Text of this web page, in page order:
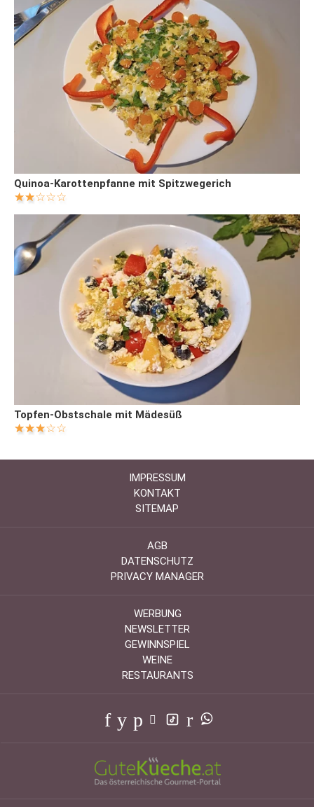
Quinoa-Karottenpfanne mit Spitzwegerich
Topfen-Obstschale mit Mädesüß
IMPRESSUM
KONTAKT
SITEMAP
AGB
DATENSCHUTZ
PRIVACY MANAGER
WERBUNG
NEWSLETTER
GEWINNSPIEL
WEINE
RESTAURANTS